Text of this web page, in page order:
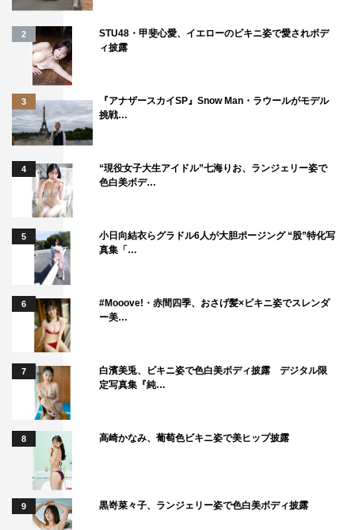
というフレーズが象徴的な、ROIROMのこれからへの決意
が込められた一曲だ。
スタジオではMCの2人を中心に、4組のアーティストが生
放送ならではの臨場感あふれるトークとパフォーマンスを
繰り広げる。
『Venue101』
NHK総合
2026年5月23日（土）午後11時～11時30分生放送
※NHK ONEで同時配信・1週間見逃し配信
司会：濱家隆一（かまいたち）、生田絵梨花
ナレーション：服部伴蔵門
＜出演・曲目＞※五十音順
NCT WISH「Ode to Love」
CRAVITY「BLAST OUT」
ROIROM CLASSIC WAVE」
©NHK
2
STU48・甲斐心愛、イエローのビキニ姿で愛されボデ
ィ披露
3
『アナザースカイSP』Snow Man・ラウールがモデル
挑戦…
4
“現役女子大生アイドル”七海りお、ランジェリー姿で
色白美ボデ…
5
小日向結衣らグラドル6人が大胆ポージング “股”特化写
真集「…
6
#Mooove!・赤間四季、おさげ髪×ビキニ姿でスレンダ
ー美…
7
白濱美兎、ビキニ姿で色白美ボディ披露 デジタル限
定写真集『純…
8 高崎かなみ、葡萄色ビキニ姿で美ヒップ披露
9 黒嵜菜々子、ランジェリー姿で色白美ボディ披露